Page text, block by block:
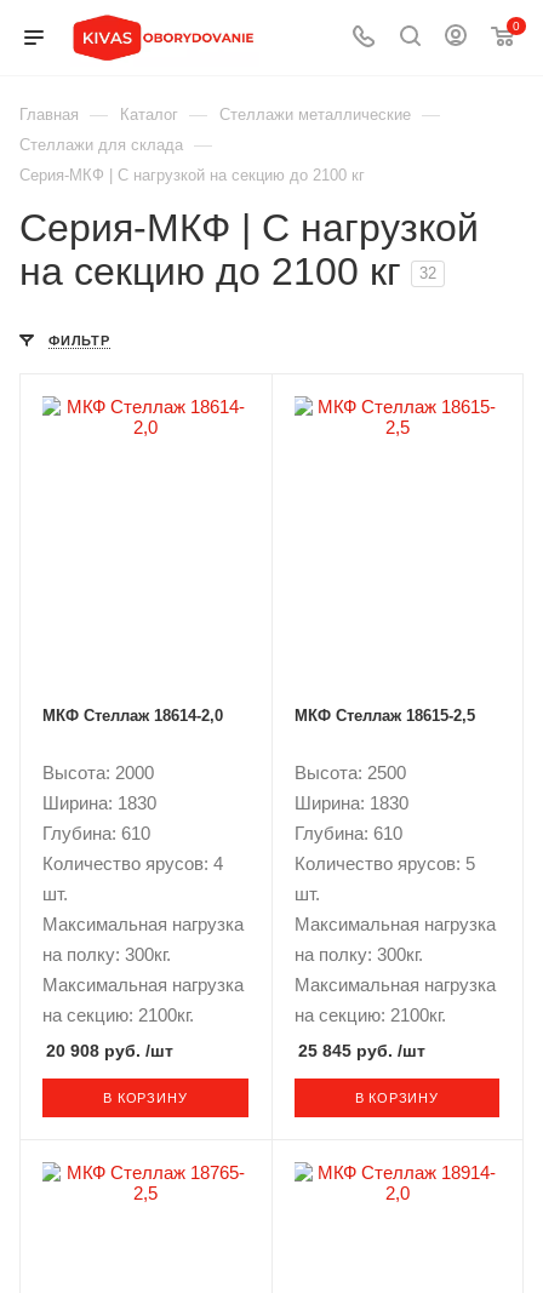
0
Главная — Каталог — Стеллажи металлические —
Стеллажи для склада —
Серия-МКФ | С нагрузкой на секцию до 2100 кг
Серия-МКФ | С нагрузкой
на секцию до 2100 кг
32
ФИЛЬТР
МКФ Стеллаж 18614-2,0
Высота: 2000
Ширина: 1830
Глубина: 610
Количество ярусов: 4
шт.
Максимальная нагрузка
на полку: 300кг.
Максимальная нагрузка
на секцию: 2100кг.
20 908 руб. /шт
В КОРЗИНУ
МКФ Стеллаж 18615-2,5
Высота: 2500
Ширина: 1830
Глубина: 610
Количество ярусов: 5
шт.
Максимальная нагрузка
на полку: 300кг.
Максимальная нагрузка
на секцию: 2100кг.
25 845 руб. /шт
В КОРЗИНУ